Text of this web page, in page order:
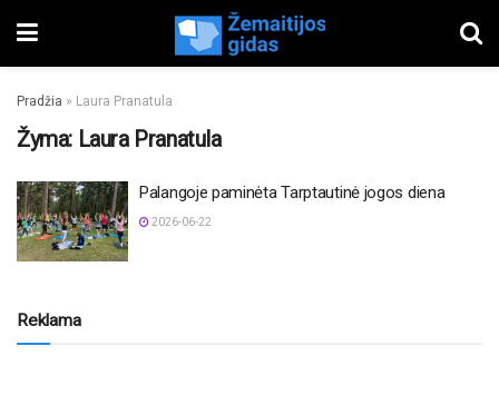
Pradžia » Laura Pranatula
Žyma: Laura Pranatula
Palangoje paminėta Tarptautinė jogos diena
2026-06-22
Reklama